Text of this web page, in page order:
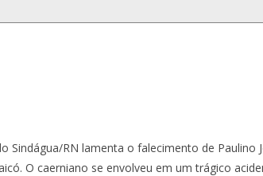
Sindágua/RN lamenta o falecimento de Paulino
O caerniano se envolveu em um trágico